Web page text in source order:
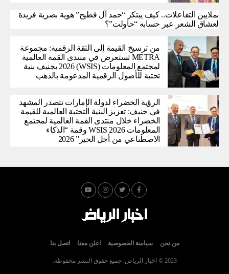
بملايين التفاعلات.. كيف يبتكر “حمد آل فطيح” هوية بصرية فريدة
لعشاق الشعر عبر حسابه “حاولت”؟
من ترسيخ القيمة إلى الثقة الرقمية: مجموعة
METRA تستعرض في منتدى القمة العالمية
لمجتمع المعلومات (WSIS) 2026 بجنيف بنية
تحتية للأصول الرقمية المدعومة بالذهب
الرؤية الخضراء لدولة الإمارات تتصدر المشهد
في جنيف: تعزيز البنية التحتية العالمية للقيمة
الخضراء خلال منتدى القمة العالمية لمجتمع
المعلومات WSIS 2026 وقمة “الذكاء
الاصطناعي من أجل الخير” 2026
من نحن سياسة الخصوصية اعلن معنا اتصل بنا
2023 © اخبار الرياض. جميع حقوق النشر محفوظة.